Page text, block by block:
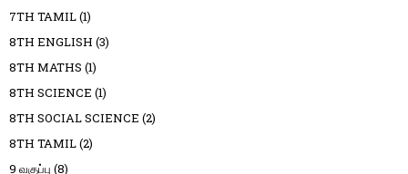
7TH TAMIL(1)
8TH ENGLISH (3)
8TH MATHS (1)
8TH SCIENCE (1)
8TH SOCIAL SCIENCE (2)
8TH TAMIL(2)
9 வகுப்பு (8)